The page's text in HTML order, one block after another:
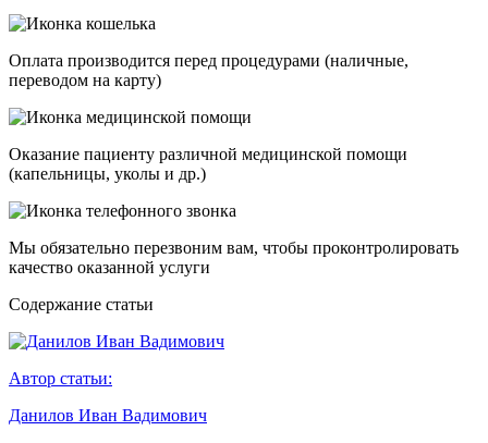
Оплата производится перед процедурами (наличные,
переводом на карту)
Оказание пациенту различной медицинской помощи
(капельницы, уколы и др.)
Мы обязательно перезвоним вам, чтобы проконтролировать
качество оказанной услуги
Cодержание статьи
Автор статьи:
Данилов Иван Вадимович